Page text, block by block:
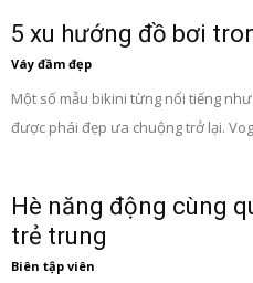
5 xu hướng đồ bơi
Váy đầm đẹp
Một số mẫu bikini từng nổi tiếng
được phái đẹp ưa chuộng trở lại.
Hè năng động cùng
trẻ trung
Biên tập viên